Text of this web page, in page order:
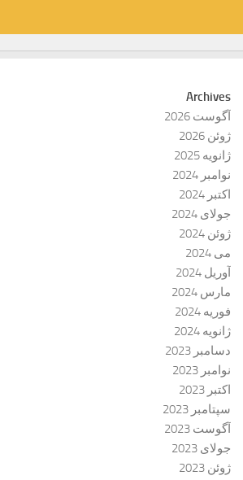
Archives
آگوست 2026
ژوئن 2026
ژانویه 2025
نوامبر 2024
اکتبر 2024
جولای 2024
ژوئن 2024
می 2024
آوریل 2024
مارس 2024
فوریه 2024
ژانویه 2024
دسامبر 2023
نوامبر 2023
اکتبر 2023
سپتامبر 2023
آگوست 2023
جولای 2023
ژوئن 2023